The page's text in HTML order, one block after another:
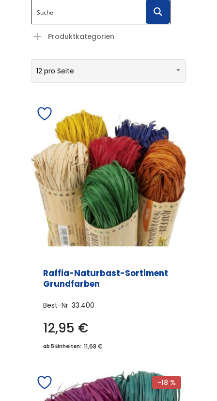
Produktkategorien
12 pro Seite
Raffia-Naturbast-Sortiment
Grundfarben
Best-Nr. 33.400
12,95 €
ab 5 Einheiten: 11,68 €
-18 %